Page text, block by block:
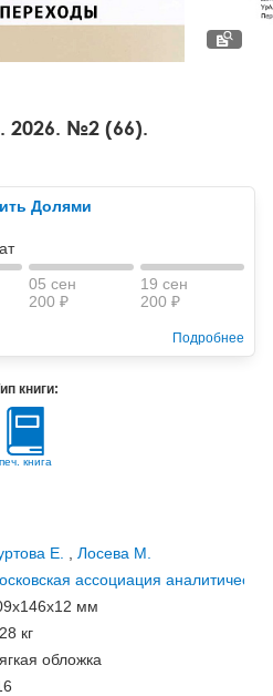
панические атаки
гипноз и НЛП
психология
психоанализ
2026. №2 (66).
Долями
05 сен
200 ₽
19 сен
200 ₽
Подробнее
книги:
печ. книга
Е.
Лосева М.
ассоциация
мм
кг
обложка